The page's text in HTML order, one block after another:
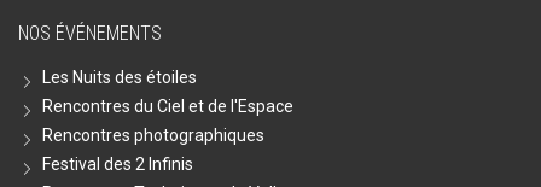
NOS ÉVÉNEMENTS
Les Nuits des étoiles
Rencontres du Ciel et de l'Espace
Rencontres photographiques
Festival des 2 Infinis